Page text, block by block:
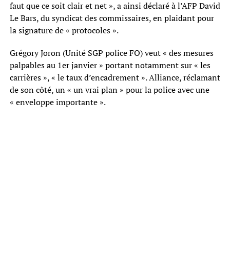
faut que ce soit clair et net », a ainsi déclaré à l’AFP David
Le Bars, du syndicat des commissaires, en plaidant pour
la signature de « protocoles ».
Grégory Joron (Unité SGP police FO) veut « des mesures
palpables au 1er janvier » portant notamment sur « les
carrières », « le taux d’encadrement ». Alliance, réclamant
de son côté, un « un vrai plan » pour la police avec une
« enveloppe importante ».